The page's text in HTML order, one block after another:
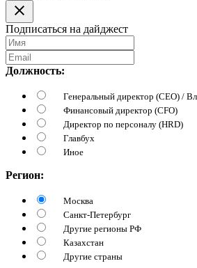
Подписаться на дайджест
Должность:
Генеральный директор (CEO) /
Финансовый директор (CFO)
Директор по персоналу (HRD)
Главбух
Иное
Регион:
Москва
Санкт-Петербург
Другие регионы РФ
Казахстан
Другие страны